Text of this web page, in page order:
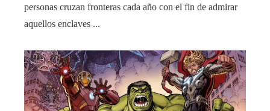
personas cruzan fronteras cada año con el fin de admirar
aquellos enclaves ...